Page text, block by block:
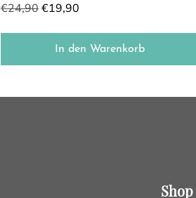
€24,90€19,90
In den Warenkorb
Shop